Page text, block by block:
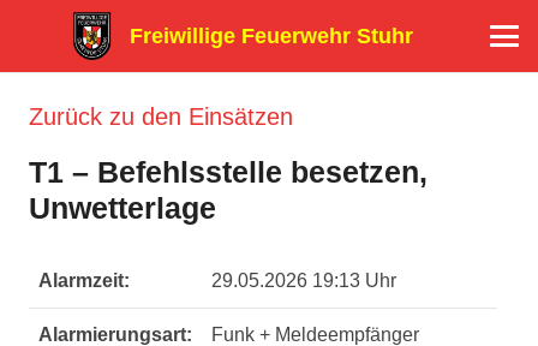
Freiwillige Feuerwehr Stuhr
Zurück zu den Einsätzen
T1 – Befehlsstelle besetzen,
Unwetterlage
Alarmzeit: 29.05.2026 19:13 Uhr
Alarmierungsart: Funk + Meldeempfänger